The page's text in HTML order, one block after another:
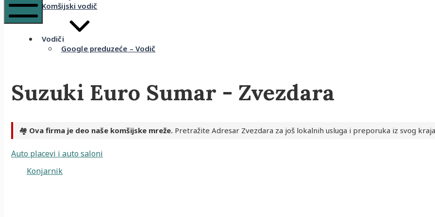
Komšijski vodič
Vodiči
Google preduzeće – Vodič
Mobile
Suzuki Euro Sumar - Zvezdara
🏘️ Ova firma je deo naše komšijske mreže. Pretražite Adresar Zvezdara za još lokalnih usluga i preporuka iz svog kraja
Auto placevi i auto saloni
Konjarnik